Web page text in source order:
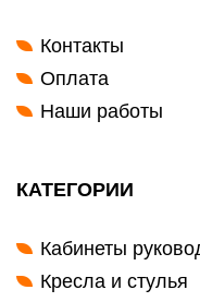
Контакты
Оплата
Наши работы
КАТЕГОРИИ
Кабинеты
Кресла и стулья